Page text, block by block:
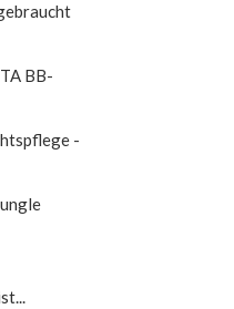
BB-
-